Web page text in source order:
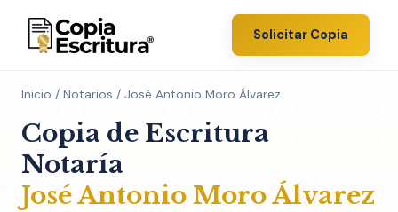
Solicitar Copia
Inicio / Notarios / José Antonio Moro Álvarez
Copia de Escritura
Notaría
José Antonio Moro Álvarez